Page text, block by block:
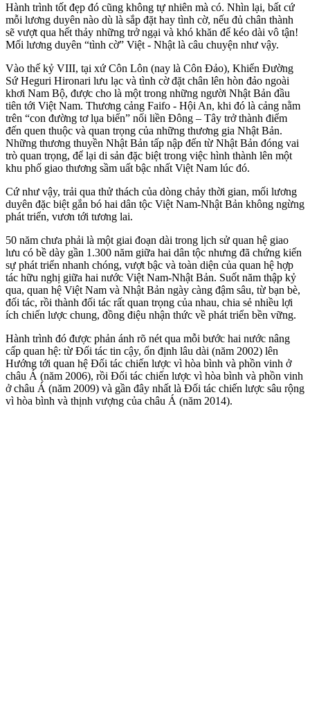
Hành trình tốt đẹp đó cũng không tự nhiên mà có. Nhìn lại, bất cứ
mỗi lương duyên nào dù là sắp đặt hay tình cờ, nếu đủ chân thành
sẽ vượt qua hết thảy những trở ngại và khó khăn để kéo dài vô tận!
Mối lương duyên “tình cờ” Việt - Nhật là câu chuyện như vậy.
Vào thế kỷ VIII, tại xứ Côn Lôn (nay là Côn Đảo), Khiển Đường
Sứ Heguri Hironari lưu lạc và tình cờ đặt chân lên hòn đảo ngoài
khơi Nam Bộ, được cho là một trong những người Nhật Bản đầu
tiên tới Việt Nam. Thương cảng Faifo - Hội An, khi đó là cảng nằm
trên “con đường tơ lụa biển” nối liền Đông – Tây trở thành điểm
đến quen thuộc và quan trọng của những thương gia Nhật Bản.
Những thương thuyền Nhật Bản tấp nập đến từ Nhật Bản đóng vai
trò quan trọng, để lại di sản đặc biệt trong việc hình thành lên một
khu phố giao thương sầm uất bậc nhất Việt Nam lúc đó.
Cứ như vậy, trải qua thử thách của dòng chảy thời gian, mối lương
duyên đặc biệt gắn bó hai dân tộc Việt Nam-Nhật Bản không ngừng
phát triển, vươn tới tương lai.
50 năm chưa phải là một giai đoạn dài trong lịch sử quan hệ giao
lưu có bề dày gần 1.300 năm giữa hai dân tộc nhưng đã chứng kiến
sự phát triển nhanh chóng, vượt bậc và toàn diện của quan hệ hợp
tác hữu nghị giữa hai nước Việt Nam-Nhật Bản. Suốt năm thập kỷ
qua, quan hệ Việt Nam và Nhật Bản ngày càng đậm sâu, từ bạn bè,
đối tác, rồi thành đối tác rất quan trọng của nhau, chia sẻ nhiều lợi
ích chiến lược chung, đồng điệu nhận thức về phát triển bền vững.
Hành trình đó được phản ánh rõ nét qua mỗi bước hai nước nâng
cấp quan hệ: từ Đối tác tin cậy, ổn định lâu dài (năm 2002) lên
Hướng tới quan hệ Đối tác chiến lược vì hòa bình và phồn vinh ở
châu Á (năm 2006), rồi Đối tác chiến lược vì hòa bình và phồn vinh
ở châu Á (năm 2009) và gần đây nhất là Đối tác chiến lược sâu rộng
vì hòa bình và thịnh vượng của châu Á (năm 2014).